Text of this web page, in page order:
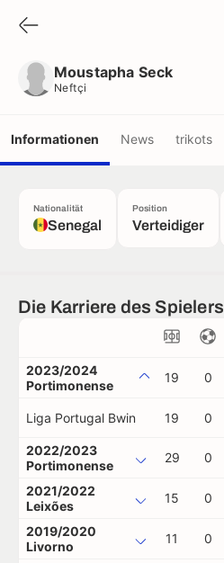
Moustapha Seck
Neftçi
Informationen News trikots
Nationalität
Senegal
Position
Verteidiger
Die Karriere des Spielers
2023/2024
Portimonense
19 0
Liga Portugal Bwin 19 0
2022/2023
Portimonense
29 0
2021/2022
Leixões
15 0
2019/2020
Livorno
11 0